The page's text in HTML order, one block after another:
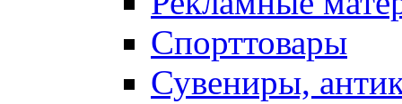
Спорттовары
Сувениры,